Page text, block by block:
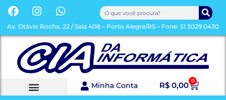
Av. Otávio Rocha, 22 / Sala 408 – Porto Alegre/RS – Fone: 51 3029 0430
Minha Conta R$ 0,00 0